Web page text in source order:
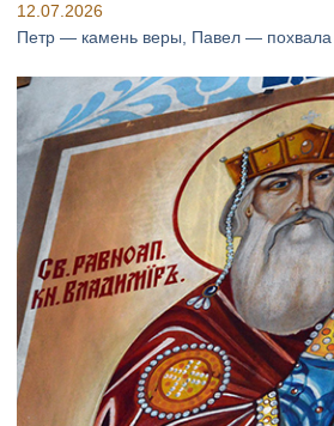
12.07.2026
Петр — камень веры, Павел — похвала